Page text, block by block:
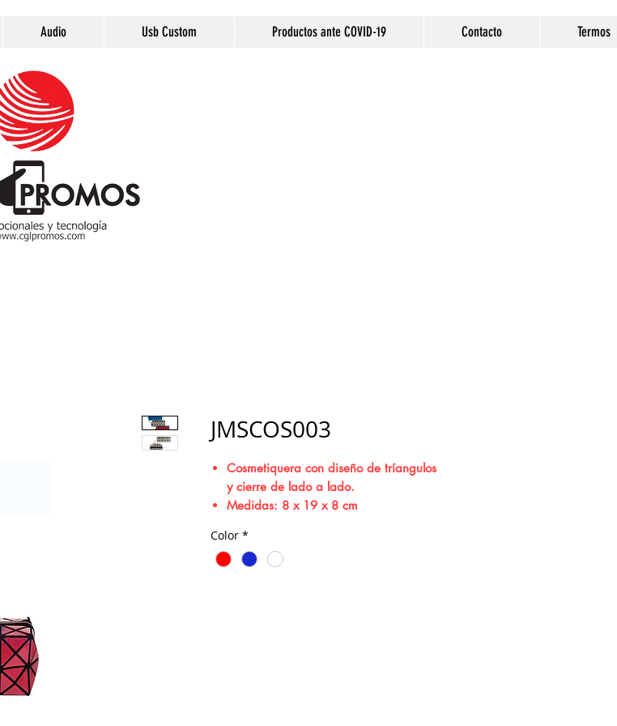
Audio Usb Custom Productos ante COVID-19 Contacto Termos
JMSCOS003
Cosmetiquera con diseño de tríangulos
y cierre de lado a lado.
Medidas: 8 x 19 x 8 cm
Color *